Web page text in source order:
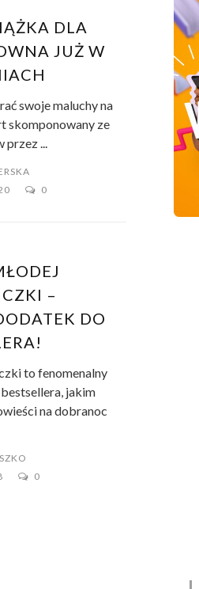
DLA
JUŻ W
swoje maluchy na
skomponowany ze
przez ...
0
–
DO
to fenomenalny
jakim
na dobranoc
0